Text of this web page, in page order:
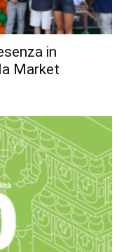
in
Market